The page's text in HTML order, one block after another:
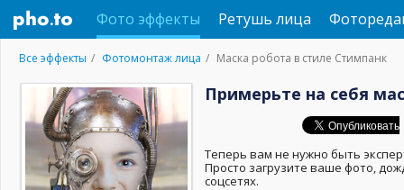
Фото эффекты Ретушь лица
Все эффекты Фотомонтаж лица Маска робота в стиле Стимпанк
Примерьте на себя
Теперь вам не нужно быть
Просто загрузите ваше фото,
соцсетях.